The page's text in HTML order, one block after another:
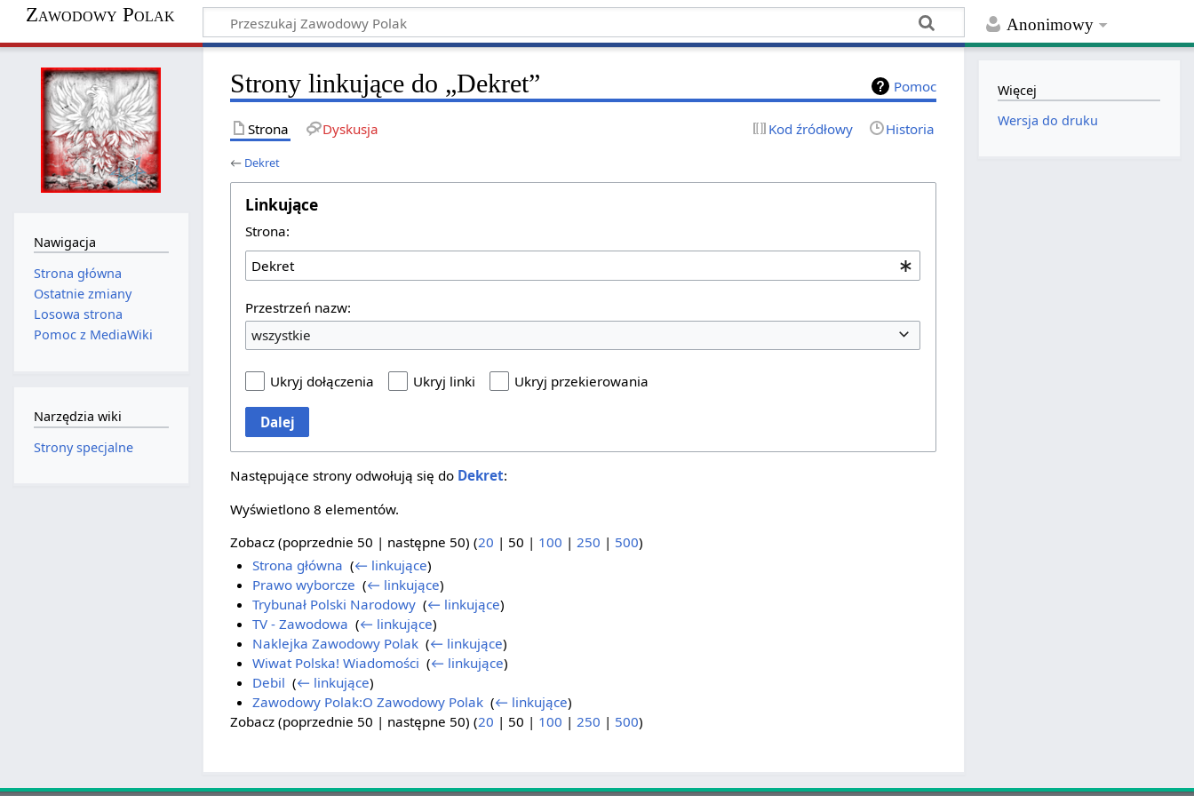
Anonimowy
Zawodowy Polak
Pomoc
Strony linkujące do „Dekret”
Strona Dyskusja Kod źródłowy Historia
← Dekret
Linkujące
Strona:
Przestrzeń nazw:
wszystkie
Ukryj dołączenia Ukryj linki Ukryj przekierowania
Dalej
Następujące strony odwołują się do Dekret:
Wyświetlono 8 elementów.
Zobacz (poprzednie 50 | następne 50) (20 | 50 | 100 | 250 | 500)
Strona główna (← linkujące)
Prawo wyborcze (← linkujące)
Trybunał Polski Narodowy‎ (← linkujące)
TV - Zawodowa (← linkujące)
Naklejka Zawodowy Polak‎ (← linkujące)
Wiwat Polska! Wiadomości (← linkujące)
Debil (← linkujące)
Zawodowy Polak:O Zawodowy Polak‎ (← linkujące)
Zobacz (poprzednie 50 | następne 50) (20 | 50 | 100 |250 | 500)
Nawigacja
Strona główna
Ostatnie zmiany
Losowa strona
Pomoc z MediaWiki
Narzędzia wiki
Strony specjalne
Więcej
Wersja do druku